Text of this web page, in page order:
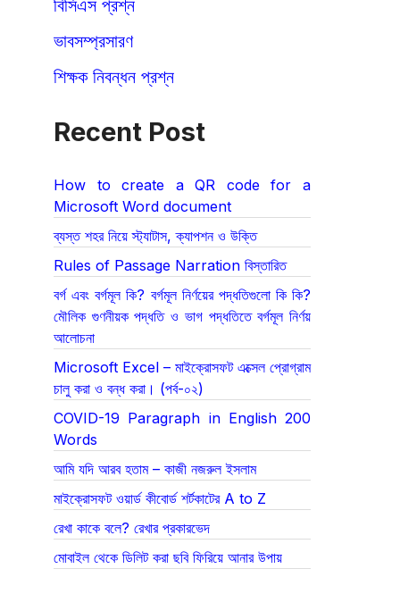
বিসিএস প্রশ্ন
ভাবসম্প্রসারণ
শিক্ষক নিবন্ধন প্রশ্ন
Recent Post
How to create a QR code for a
Microsoft Word document
ব্যস্ত শহর নিয়ে স্ট্যাটাস, ক্যাপশন ও উক্তি
Rules of Passage Narration বিস্তারিত
বর্গ এবং বর্গমূল কি? বর্গমূল নির্ণয়ের পদ্ধতিগুলো কি কি?
মৌলিক গুণনীয়ক পদ্ধতি ও ভাগ পদ্ধতিতে বর্গমূল নির্ণয়
আলোচনা
Microsoft Excel – মাইক্রোসফট এক্সেল প্রোগ্রাম
চালু করা ও বন্ধ করা। (পর্ব-০২)
COVID-19 Paragraph in English 200
Words
আমি যদি আরব হতাম – কাজী নজরুল ইসলাম
মাইক্রোসফট ওয়ার্ড কীবোর্ড শর্টকাটের A to Z
রেখা কাকে বলে? রেখার প্রকারভেদ
মোবাইল থেকে ডিলিট করা ছবি ফিরিয়ে আনার উপায়